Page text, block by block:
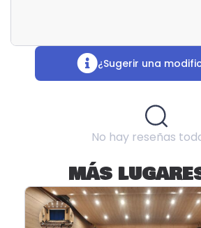
¿Sugerir una
No hay reseñas
MÁS